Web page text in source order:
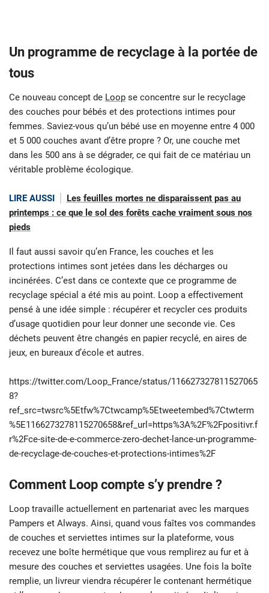
Un programme de recyclage à la portée de
tous
Ce nouveau concept de Loop se concentre sur le recyclage
des couches pour bébés et des protections intimes pour
femmes. Saviez-vous qu’un bébé use en moyenne entre 4 000
et 5 000 couches avant d’être propre ? Or, une couche met
dans les 500 ans à se dégrader, ce qui fait de ce matériau un
véritable problème écologique.
LIRE AUSSI
Les feuilles mortes ne disparaissent pas au
printemps : ce que le sol des forêts cache vraiment sous nos
pieds
Il faut aussi savoir qu’en France, les couches et les
protections intimes sont jetées dans les décharges ou
incinérées. C’est dans ce contexte que ce programme de
recyclage spécial a été mis au point. Loop a effectivement
pensé à une idée simple : récupérer et recycler ces produits
d’usage quotidien pour leur donner une seconde vie. Ces
déchets peuvent être changés en papier recyclé, en aires de
jeux, en bureaux d’école et autres.
https://twitter.com/Loop_France/status/116627327811527065
8?
ref_src=twsrc%5Etfw%7Ctwcamp%5Etweetembed%7Ctwterm
%5E1166273278115270658&ref_url=https%3A%2F%2Fpositivr.f
r%2Fce-site-de-e-commerce-zero-dechet-lance-un-programme-
de-recyclage-de-couches-et-protections-intimes%2F
Comment Loop compte s’y prendre ?
Loop travaille actuellement en partenariat avec les marques
Pampers et Always. Ainsi, quand vous faîtes vos commandes
de couches et serviettes intimes sur la plateforme, vous
recevez une boîte hermétique que vous remplirez au fur et à
mesure des couches et serviettes usagées. Une fois la boîte
remplie, un livreur viendra récupérer le contenant hermétique